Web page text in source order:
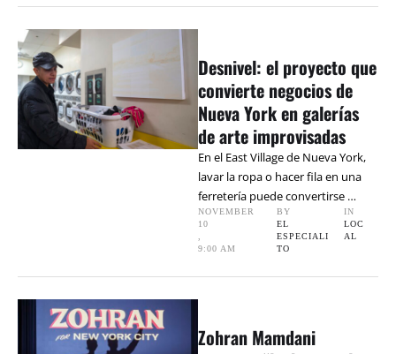
Desnivel: el proyecto que
convierte negocios de
Nueva York en galerías
de arte improvisadas
En el East Village de Nueva York,
lavar la ropa o hacer fila en una
ferretería puede convertirse …
NOVEMBER
10
,
9:00 AM
BY
EL
ESPECIALI
TO
IN
LOC
AL
Zohran Mamdani